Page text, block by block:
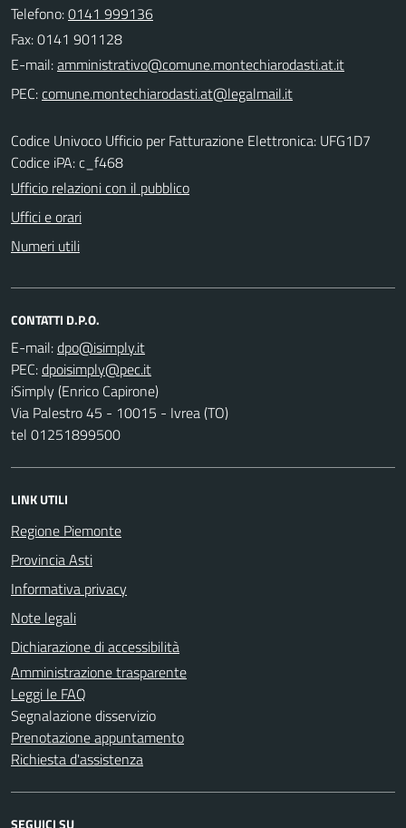
Telefono:0141 999136
Fax: 0141 901128
E-mail:
PEC:
Codice Univoco Ufficio per Fatturazione Elettronica: UFG1D7
Codice iPA: c_f468
Ufficio relazioni con il pubblico
Uffici e orari
Numeri utili
CONTATTI D.P.O.
E-mail:
PEC:
iSimply (Enrico Capirone)
Via Palestro 45 - 10015 - Ivrea (TO)
tel 01251899500
LINK UTILI
Regione Piemonte
Provincia Asti
Informativa privacy
Note legali
Dichiarazione di accessibilità
Amministrazione trasparente
Leggi le FAQ
Segnalazione disservizio
Prenotazione appuntamento
Richiesta d'assistenza
SEGUICI SU